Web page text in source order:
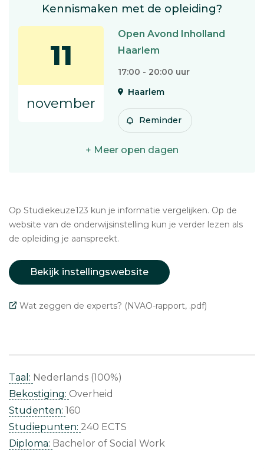
Kennismaken met de opleiding?
11
november
Open Avond Inholland
Haarlem
17:00 - 20:00 uur
Haarlem
Reminder
+ Meer open dagen
Op Studiekeuze123 kun je informatie vergelijken. Op de
website van de onderwijsinstelling kun je verder lezen als
de opleiding je aanspreekt.
Bekijk instellingswebsite
Wat zeggen de experts? (NVAO-rapport, .pdf)
Taal: Nederlands (100%)
Bekostiging: Overheid
Studenten: 160
Studiepunten: 240 ECTS
Diploma: Bachelor of Social Work